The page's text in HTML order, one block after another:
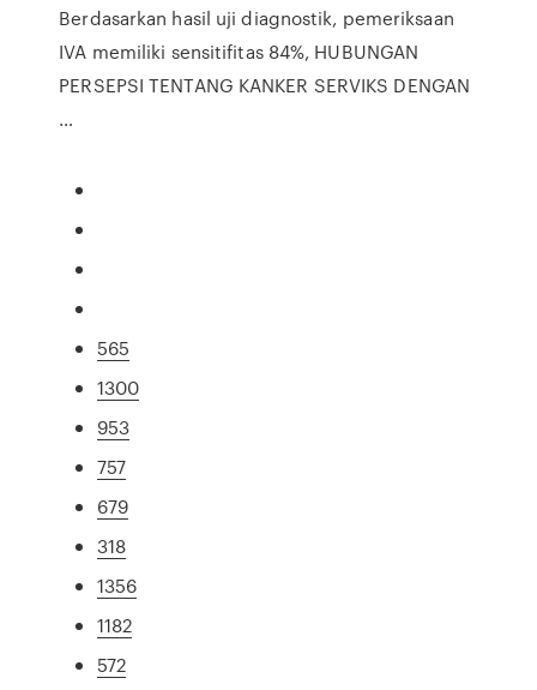
Berdasarkan hasil uji diagnostik, pemeriksaan
IVA memiliki sensitifitas 84%, HUBUNGAN
PERSEPSI TENTANG KANKER SERVIKS DENGAN
…
565
1300
953
757
679
318
1356
1182
572